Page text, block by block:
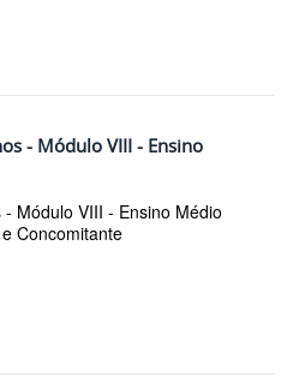
- Módulo VIII - Ensino
Módulo VIII - Ensino Médio
Concomitante